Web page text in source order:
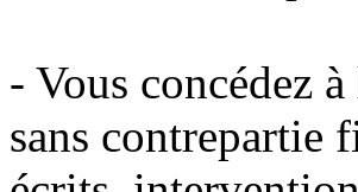
- Vous concédez
sans contrepartie